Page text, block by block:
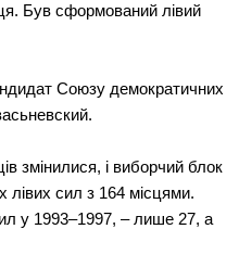
Був сформований лівий
Союзу демократичних
змінилися, і виборчий блок
сил з 164 місцями.
у 1993–1997, – лише 27, а